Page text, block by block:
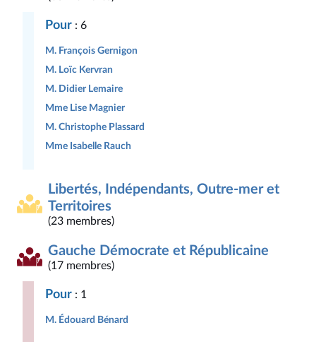
Pour : 6
M. François Gernigon
M. Loïc Kervran
M. Didier Lemaire
Mme Lise Magnier
M. Christophe Plassard
Mme Isabelle Rauch
Libertés, Indépendants, Outre-mer et
Territoires
(23 membres)
Gauche Démocrate et Républicaine
(17 membres)
Pour : 1
M. Édouard Bénard